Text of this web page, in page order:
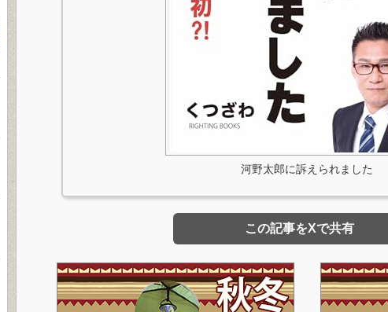
河野太郎に訴えられました
この記事をXで共有